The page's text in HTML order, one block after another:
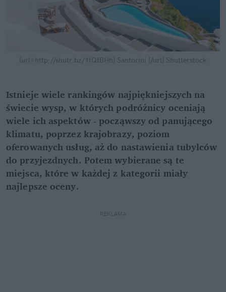
[url=http://shutr.bz/1fQfBHh] Santorini [/url] Shutterstock
Istnieje wiele rankingów najpiękniejszych na
świecie wysp, w których podróżnicy oceniają
wiele ich aspektów - począwszy od panującego
klimatu, poprzez krajobrazy, poziom
oferowanych usług, aż do nastawienia tubylców
do przyjezdnych. Potem wybierane są te
miejsca, które w każdej z kategorii miały
najlepsze oceny.
REKLAMA